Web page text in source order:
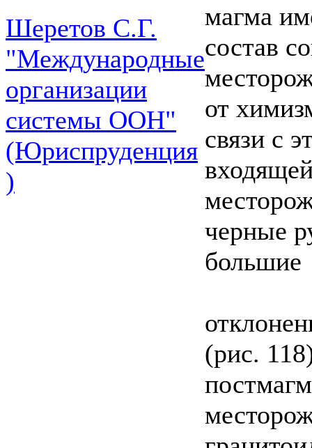
Шеретов С.Г.
"Международные
организации
системы ООН"
(Юриспруденция
)
магма
состав
от
связи с
черные
большие
(рис.